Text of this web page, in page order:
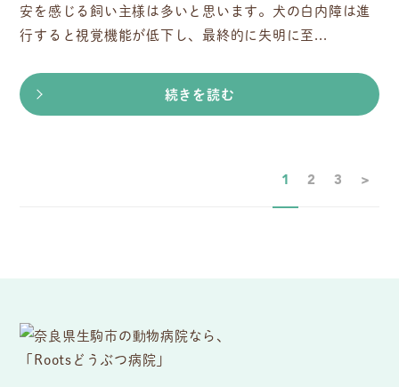
安を感じる飼い主様は多いと思います。犬の白内障は進
行すると視覚機能が低下し、最終的に失明に至...
続きを読む
1 2 3 >